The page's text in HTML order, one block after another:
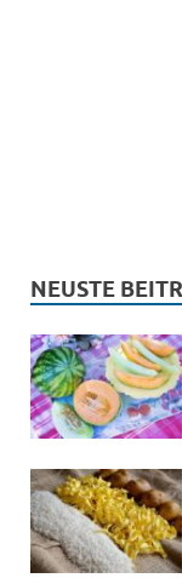
NEUSTE